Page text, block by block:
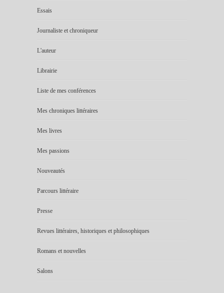
Essais
Journaliste et chroniqueur
L'auteur
Librairie
Liste de mes conférences
Mes chroniques littéraires
Mes livres
Mes passions
Nouveautés
Parcours littéraire
Presse
Revues littéraires, historiques et philosophiques
Romans et nouvelles
Salons